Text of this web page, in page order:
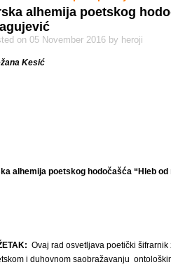
alhemija poetskog
on 05 November 2016 by heroji
Kesić
alhemija poetskog hodočašća “Hleb
Ovaj rad osvetlјava poetički
i duhovnom saobražavanju